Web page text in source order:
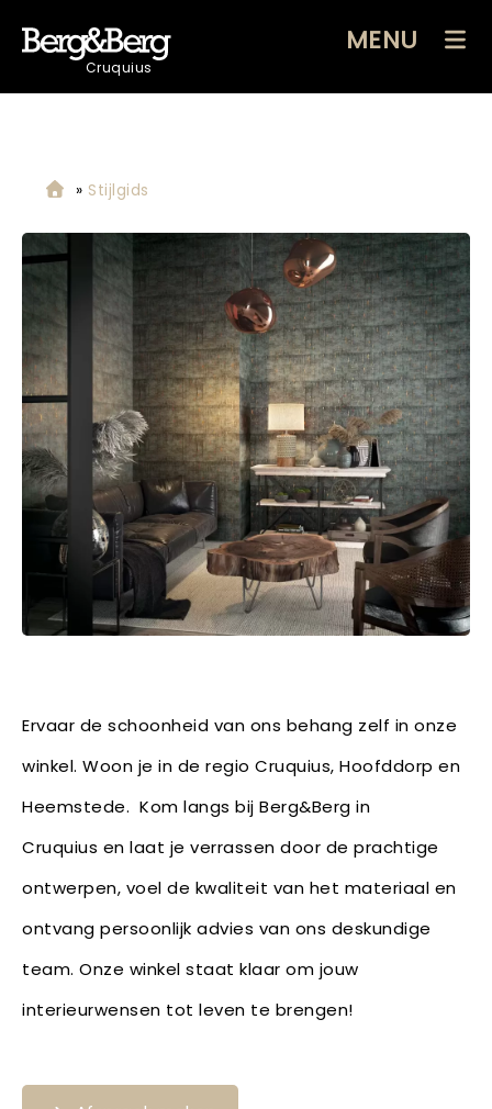
Cruquius
MENU
» Stijlgids
Ervaar de schoonheid van ons behang zelf in onze
winkel. Woon je in de regio Cruquius, Hoofddorp en
Heemstede. Kom langs bij Berg&Berg in
Cruquius en laat je verrassen door de prachtige
ontwerpen, voel de kwaliteit van het materiaal en
ontvang persoonlijk advies van ons deskundige
team. Onze winkel staat klaar om jouw
interieurwensen tot leven te brengen!